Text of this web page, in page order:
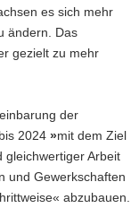
es sich mehr
ändern. Das
gezielt zu mehr
der
2024 »mit dem Ziel
gleichwertiger Arbeit
und Gewerkschaften
abzubauen.